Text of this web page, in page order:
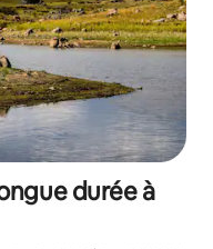
durée à